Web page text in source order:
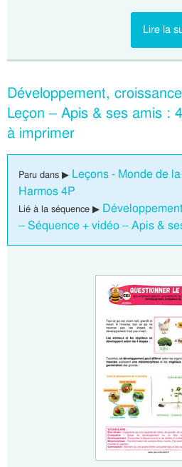
Lire la
Développement,
Leçon – Apis & ses amis :
à imprimer
Paru dans ▶ Leçons - Monde de
Harmos 4P
Lié à la séquence ▶
– Séquence + vidéo – Apis &